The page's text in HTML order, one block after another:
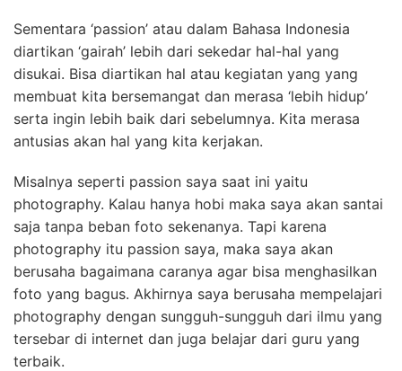
Sementara ‘passion’ atau dalam Bahasa Indonesia
diartikan ‘gairah’ lebih dari sekedar hal-hal yang
disukai. Bisa diartikan hal atau kegiatan yang yang
membuat kita bersemangat dan merasa ‘lebih hidup’
serta ingin lebih baik dari sebelumnya. Kita merasa
antusias akan hal yang kita kerjakan.
Misalnya seperti passion saya saat ini yaitu
photography. Kalau hanya hobi maka saya akan santai
saja tanpa beban foto sekenanya. Tapi karena
photography itu passion saya, maka saya akan
berusaha bagaimana caranya agar bisa menghasilkan
foto yang bagus. Akhirnya saya berusaha mempelajari
photography dengan sungguh-sungguh dari ilmu yang
tersebar di internet dan juga belajar dari guru yang
terbaik.